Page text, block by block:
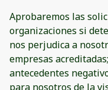
Aprobaremos las
organizaciones si
nos perjudica a
empresas
antecedentes
para nosotros de la